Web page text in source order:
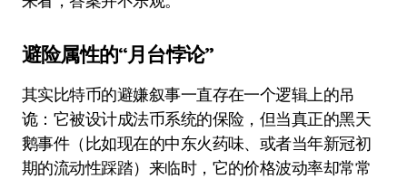
避险属性的“月台悖论”
其实比特币的避嫌叙事一直存在一个逻辑上的吊
诡：它被设计成法币系统的保险，但当真正的黑天
鹅事件（比如现在的中东火药味、或者当年新冠初
期的流动性踩踏）来临时，它的价格波动率却常常